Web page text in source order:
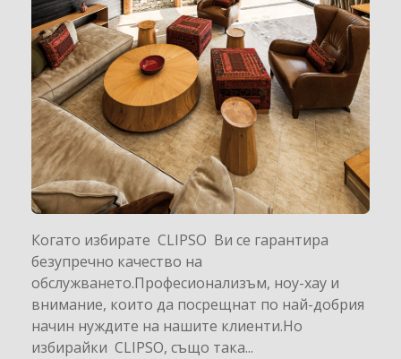
Когато избирате CLIPSO Ви се гарантира
безупречно качество на
обслужването.Професионализъм, ноу-хау и
внимание, които да посрещнат по най-добрия
начин нуждите на нашите клиенти.Но
избирайки CLIPSO, също така...